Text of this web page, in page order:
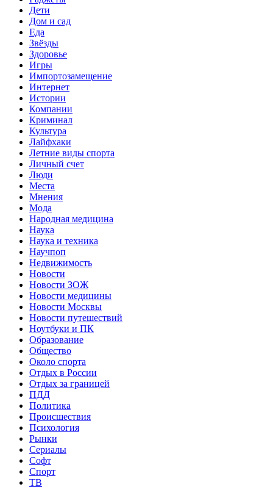
Дети
Дом и сад
Еда
Звёзды
Здоровье
Игры
Импортозамещение
Интернет
Истории
Компании
Криминал
Культура
Лайфхаки
Летние виды спорта
Личный счет
Люди
Места
Мнения
Мода
Народная медицина
Наука
Наука и техника
Научпоп
Недвижимость
Новости
Новости ЗОЖ
Новости медицины
Новости Москвы
Новости путешествий
Ноутбуки и ПК
Образование
Общество
Около спорта
Отдых в России
Отдых за границей
ПДД
Политика
Происшествия
Психология
Рынки
Сериалы
Софт
Спорт
ТВ